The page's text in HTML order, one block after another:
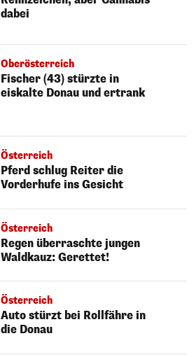
dabei
Oberösterreich
Fischer (43) stürzte in
eiskalte Donau und ertrank
Österreich
Pferd schlug Reiter die
Vorderhufe ins Gesicht
Österreich
Regen überraschte jungen
Waldkauz: Gerettet!
Österreich
Auto stürzt bei Rollfähre in
die Donau